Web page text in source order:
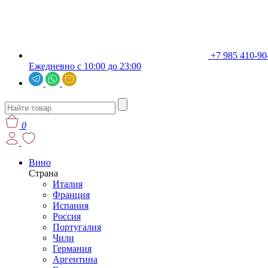
+7 985 410-
Ежедневно с 10:00 до 23:00
0
Вино
Страна
Италия
Франция
Испания
Россия
Португалия
Чили
Германия
Аргентина